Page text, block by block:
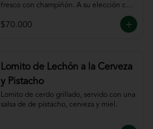
fresco con champiñón. A su elección con
espiral o puré.
$70.000
Lomito de Lechón a la Cerveza
y Pistacho
Lomito de cerdo grillado, servido con una
salsa de de pistacho, cerveza y miel.